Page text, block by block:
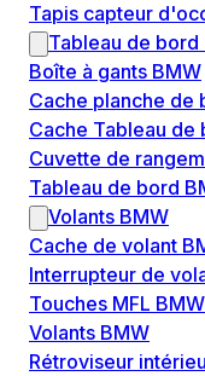
Tapis capteur
Tableau de
Boîte à gants BMW
Cache planche de
Cache Tableau de
Cuvette de
Tableau de bord
Volants BMW
Cache de volant
Interrupteur de
Touches MFL BMW
Volants BMW
Rétroviseur